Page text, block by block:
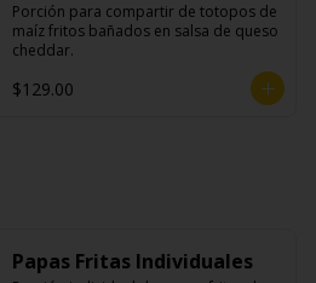
Porción para compartir de totopos de
maíz fritos bañados en salsa de queso
cheddar.
$129.00
Papas Fritas Individuales